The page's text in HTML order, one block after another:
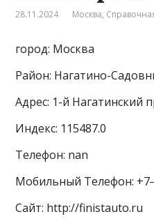
28.11.2024 Москва,
город: Москва
Район: Нагатино-
Адрес: 1-й Нагатинский
Индекс: 115487.0
Телефон: nan
Мобильный Телефон:
Сайт: http://finistauto.ru